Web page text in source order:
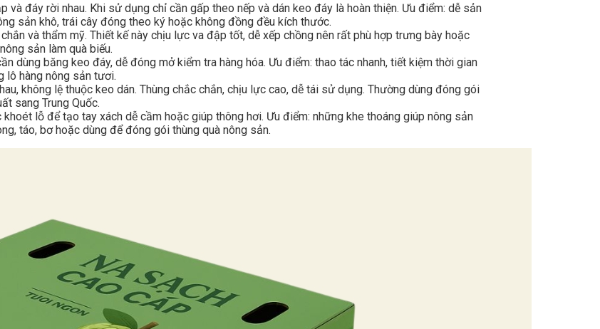
và đáy rời nhau. Khi sử dụng chỉ cần gấp theo nếp và dán keo đáy là hoàn thiện. Ưu điểm: dễ sản
sản khô, trái cây đóng theo ký hoặc không đồng đều kích thước.
và thẩm mỹ. Thiết kế này chịu lực va đập tốt, dễ xếp chồng nên rất phù hợp trưng bày hoặc
sản làm quà biếu.
dùng băng keo đáy, dễ đóng mở kiểm tra hàng hóa. Ưu điểm: thao tác nhanh, tiết kiệm thời gian
lô hàng nông sản tươi.
không lệ thuộc keo dán. Thùng chắc chắn, chịu lực cao, dễ tái sử dụng. Thường dùng đóng gói
sang Trung Quốc.
khoét lỗ để tạo tay xách dễ cầm hoặc giúp thông hơi. Ưu điểm: những khe thoáng giúp nông sản
táo, bơ hoặc dùng để đóng gói thùng quà nông sản.